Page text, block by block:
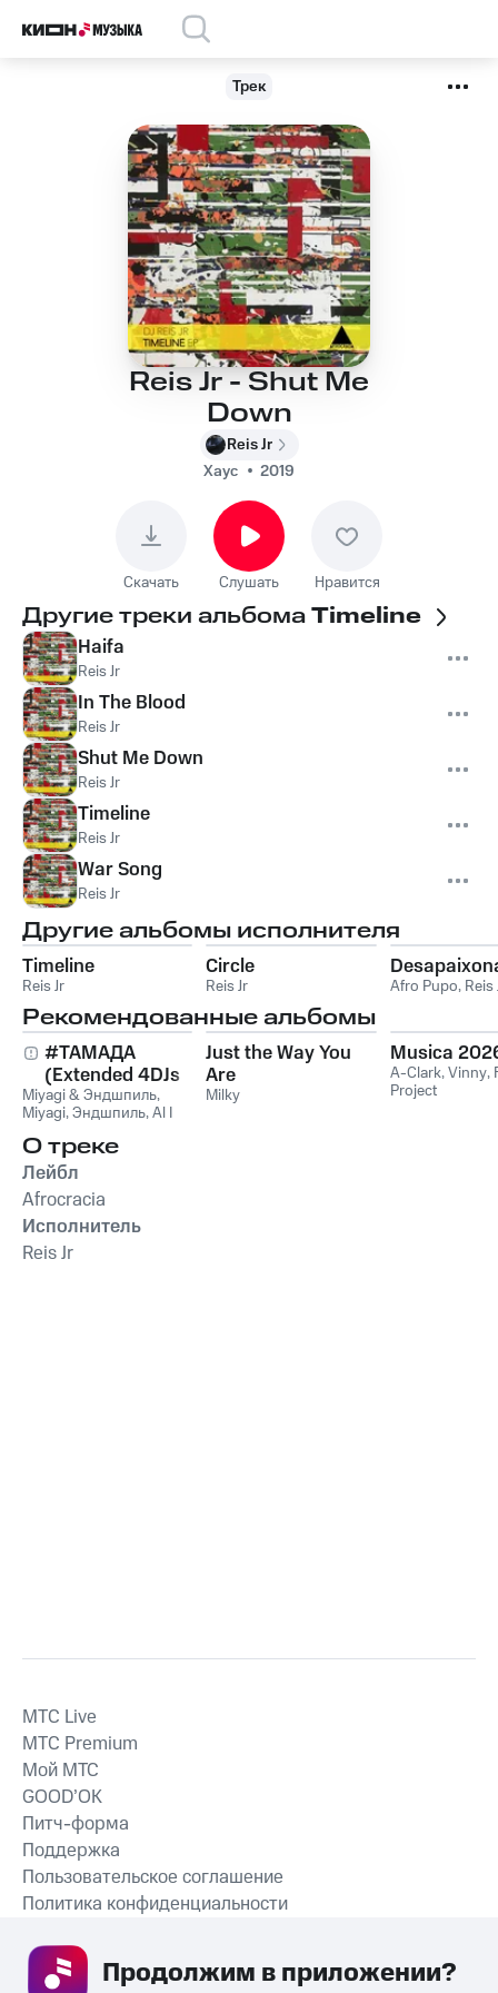
Трек
Reis Jr - Shut Me
Down
Reis Jr
Хаус
2019
Скачать Слушать Нравится
Другие треки альбомаTimeline
Haifa
Reis Jr
In The Blood
Reis Jr
Shut Me Down
Reis Jr
Timeline
Reis Jr
War Song
Reis Jr
Другие альбомы исполнителя
Timeline
Reis Jr
Circle
Reis Jr Afro Pupo, Reis
Рекомендованные альбомы
#ТАМАДА
(Extended 4DJs
Pack)
Miyagi & Эндшпиль,
Miyagi,Эндшпиль,Al I
Just the Way You
Are
Milky
Musica
A-Clark,Vinny,
Project
О треке
Лейбл
Afrocracia
Исполнитель
Reis Jr
СКАЧАТЬ ПРИЛОЖЕНИЕ
MTС Live
MTС Premium
Мой МТС
GOOD’OK
Питч-форма
Поддержка
Пользовательское соглашение
Политика конфиденциальности